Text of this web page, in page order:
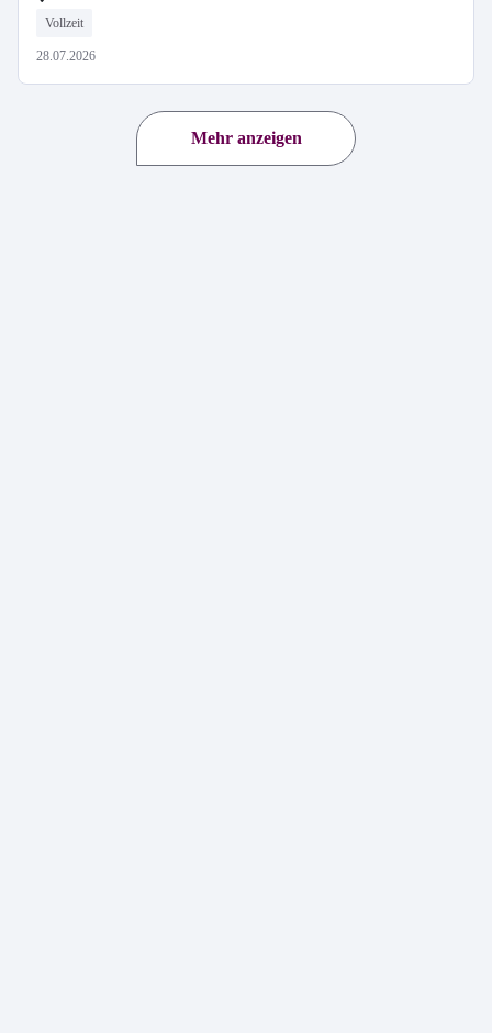
Vollzeit
28.07.2026
Mehr anzeigen